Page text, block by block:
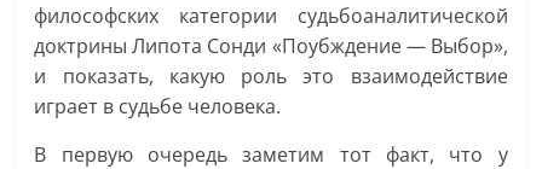
философских категории судьбоаналитической
доктрины Липота Сонди «Поубждение — Выбор»,
и показать, какую роль это взаимодействие
играет в судьбе человека.
В первую очередь заметим тот факт, что у